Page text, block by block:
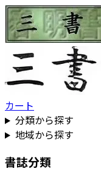
カート
分類から探す
地域から探す
書誌分類